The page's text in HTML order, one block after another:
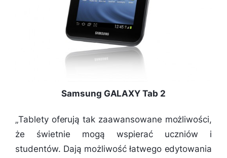
Samsung GALAXY Tab 2
„Tablety oferują tak zaawansowane możliwości,
że świetnie mogą wspierać uczniów i
studentów. Dają możliwość łatwego edytowania